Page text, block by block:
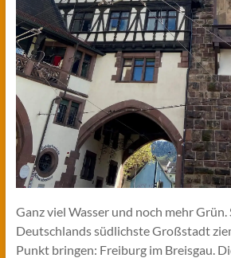
Ganz viel Wasser und noch mehr Grün.
Deutschlands südlichste Großstadt
Punkt bringen: Freiburg im Breisgau.